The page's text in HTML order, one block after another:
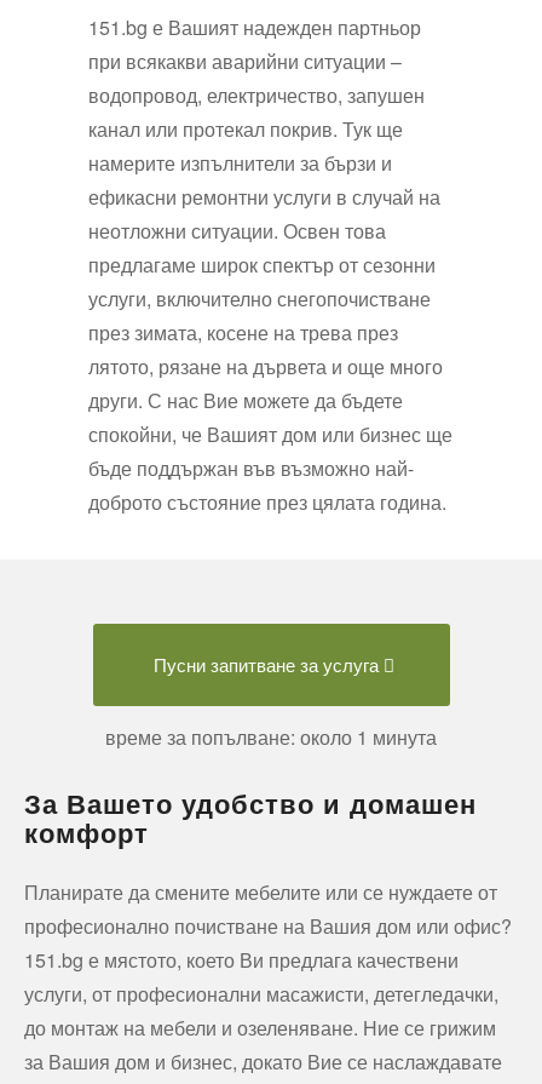
151.bg е Вашият надежден партньор
при всякакви аварийни ситуации –
водопровод, електричество, запушен
канал или протекал покрив. Тук ще
намерите изпълнители за бързи и
ефикасни ремонтни услуги в случай на
неотложни ситуации. Освен това
предлагаме широк спектър от сезонни
услуги, включително снегопочистване
през зимата, косене на трева през
лятото, рязане на дървета и още много
други. С нас Вие можете да бъдете
спокойни, че Вашият дом или бизнес ще
бъде поддържан във възможно най-
доброто състояние през цялата година.
Пусни запитване за услуга
време за попълване: около 1 минута
За Вашето удобство и домашен
комфорт
Планирате да смените мебелите или се нуждаете от
професионално почистване на Вашия дом или офис?
151.bg е мястото, което Ви предлага качествени
услуги, от професионални масажисти, детегледачки,
до монтаж на мебели и озеленяване. Ние се грижим
за Вашия дом и бизнес, докато Вие се наслаждавате